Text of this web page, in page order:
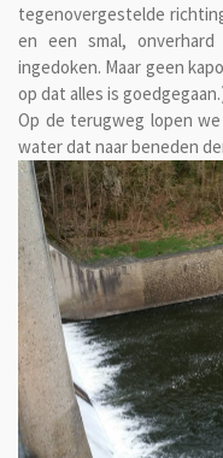
tegenovergestelde
en een smal,
ingedoken. Maar geen
op dat alles is
Op de terugweg lopen
water dat naar beneden